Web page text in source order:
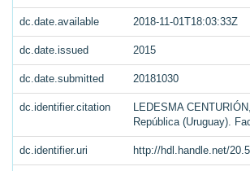
dc.date.available 2018-11-01T18:03:33Z
dc.date.issued 2015
dc.date.submitted 20181030
dc.identifier.citation
LEDESMA
República (Uruguay).
dc.identifier.uri http://hdl.handle.net/